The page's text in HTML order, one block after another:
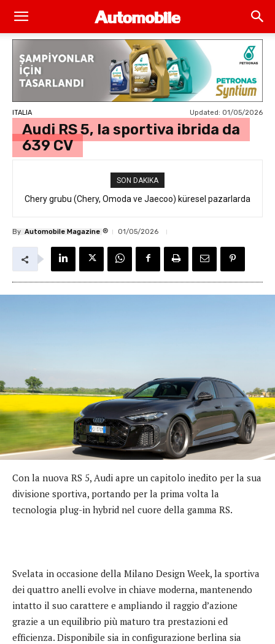
ITALIA Updated: 01/05/2026
Audi RS 5, la sportiva ibrida da
639 CV
SON DAKIKA
Chery grubu (Chery, Omoda ve Jaecoo) küresel pazarlarda
By Automobile Magazine ® 01/05/2026
Con la nuova RS 5, Audi apre un capitolo inedito per la sua
divisione sportiva, portando per la prima volta la
tecnologia plug-in hybrid nel cuore della gamma RS.
Svelata in occasione della Milano Design Week, la sportiva
dei quattro anelli evolve in chiave moderna, mantenendo
intatto il suo carattere e ampliando il raggio d’azione
grazie a un equilibrio più maturo tra prestazioni ed
efficienza. Disponibile sia in configurazione berlina sia